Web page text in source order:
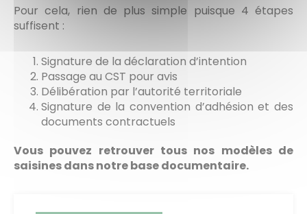
Pour cela, rien de plus simple puisque 4 étapes
suffisent :
Signature de la déclaration d’intention
Passage au CST pour avis
Délibération par l’autorité territoriale
Signature de la convention d’adhésion et des
documents contractuels
Vous pouvez retrouver tous nos modèles de
saisines dans notre base documentaire.